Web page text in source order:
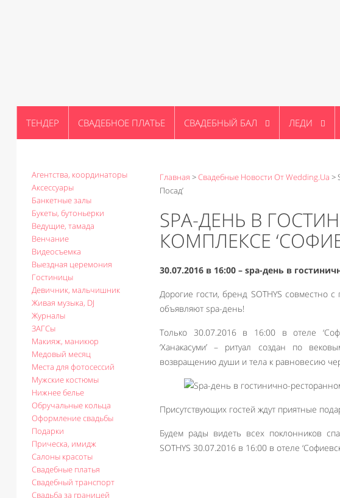
ТЕНДЕР СВАДЕБНОЕ ПЛАТЬЕ СВАДЕБНЫЙ БАЛ ЛЕДИ
Агентства, координаторы
Аксессуары
Банкетные залы
Букеты, бутоньерки
Ведущие, тамада
Венчание
Видеосъемка
Выездная церемония
Гостиницы
Девичник, мальчишник
Живая музыка, DJ
Журналы
ЗАГСы
Макияж, маникюр
Медовый месяц
Места для фотосессий
Мужские костюмы
Нижнее белье
Обручальные кольца
Оформление свадьбы
Подарки
Прическа, имидж
Салоны красоты
Свадебные платья
Свадебный транспорт
Свадьба за границей
Главная >Свадебные Новости От Wedding.ua >
Посад’
SPA-ДЕНЬ В
КОМПЛЕКСЕ
30.07.2016 в 16:00 – spa-день в
Дорогие гости, бренд SOTHYS совместно
объявляют spa-день!
Только 30.07.2016 в 16:00 в отеле
‘Ханакасуми’ – ритуал создан по
возвращению души и тела к равновесию
Присутствующих гостей ждут приятные
Будем рады видеть всех поклонников
SOTHYS 30.07.2016 в 16:00 в отеле